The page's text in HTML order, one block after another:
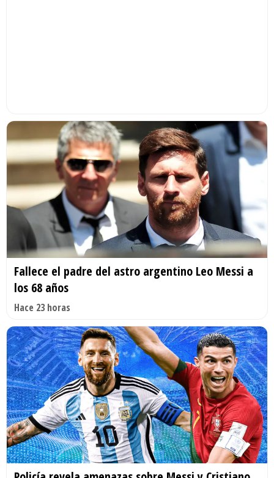
Fallece el padre del astro argentino Leo Messi a
los 68 años
Hace 23 horas